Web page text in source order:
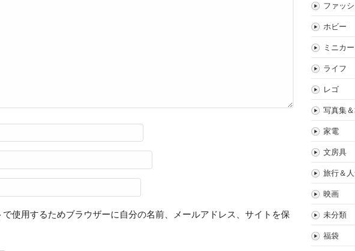
で使用するためブラウザーに自分の名前、メールアドレス、サイトを保
ファッ
ホビー
ミニカー
ライフ
レゴ
写真集
家電
文房具
旅行＆
映画
未分類
福袋